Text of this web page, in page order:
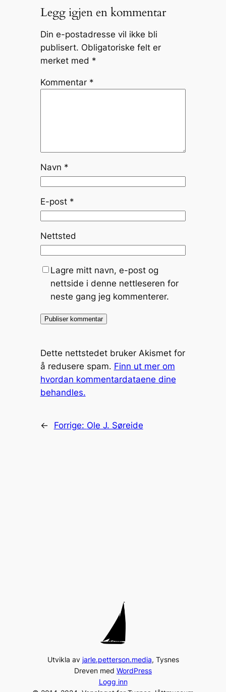
Legg igjen en kommentar
Din e-postadresse vil ikke bli
publisert. Obligatoriske felt er
merket med *
Kommentar *
Navn *
E-post *
Nettsted
Lagre mitt navn, e-post og
nettside i denne nettleseren for
neste gang jeg kommenterer.
Dette nettstedet bruker Akismet for
å redusere spam. Finn ut mer om
hvordan kommentardataene dine
behandles.
← Forrige: Ole J. Søreide
Utvikla av jarle.petterson.media, Tysnes
Dreven med WordPress
Logg inn